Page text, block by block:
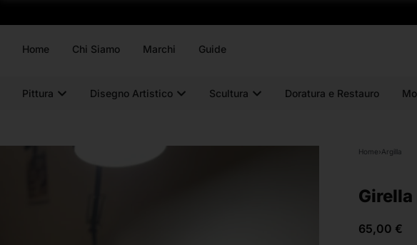
Home Chi Siamo Marchi Guide
Pittura Disegno Artistico Scultura Doratura e Restauro
Home›Argilla
65,00 €